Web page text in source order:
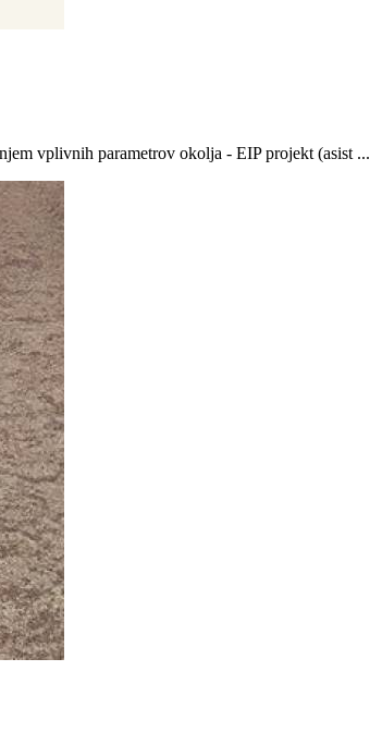
vplivnih parametrov okolja - EIP projekt (asist ...